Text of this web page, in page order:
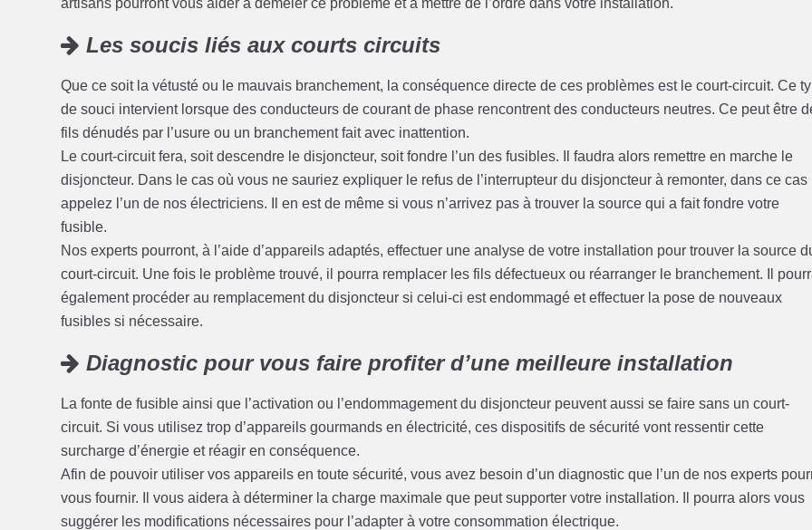
artisans pourront vous aider à démêler ce problème et à mettre de l’ordre dans votre installation.
Les soucis liés aux courts circuits
Que ce soit la vétusté ou le mauvais branchement, la conséquence directe de ces problèmes est le court-circuit. Ce
de souci intervient lorsque des conducteurs de courant de phase rencontrent des conducteurs neutres. Ce peut être
fils dénudés par l’usure ou un branchement fait avec inattention.
Le court-circuit fera, soit descendre le disjoncteur, soit fondre l’un des fusibles. Il faudra alors remettre en marche le
disjoncteur. Dans le cas où vous ne sauriez expliquer le refus de l’interrupteur du disjoncteur à remonter, dans ce cas
appelez l’un de nos électriciens. Il en est de même si vous n’arrivez pas à trouver la source qui a fait fondre votre
fusible.
Nos experts pourront, à l’aide d’appareils adaptés, effectuer une analyse de votre installation pour trouver la source
court-circuit. Une fois le problème trouvé, il pourra remplacer les fils défectueux ou réarranger le branchement. Il
également procéder au remplacement du disjoncteur si celui-ci est endommagé et effectuer la pose de nouveaux
fusibles si nécessaire.
Diagnostic pour vous faire profiter d’une meilleure installation
La fonte de fusible ainsi que l’activation ou l’endommagement du disjoncteur peuvent aussi se faire sans un court-
circuit. Si vous utilisez trop d’appareils gourmands en électricité, ces dispositifs de sécurité vont ressentir cette
surcharge d’énergie et réagir en conséquence.
Afin de pouvoir utiliser vos appareils en toute sécurité, vous avez besoin d’un diagnostic que l’un de nos experts
vous fournir. Il vous aidera à déterminer la charge maximale que peut supporter votre installation. Il pourra alors vous
suggérer les modifications nécessaires pour l’adapter à votre consommation électrique.